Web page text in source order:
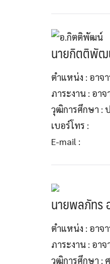
นายกิตติพัฒ
ตำแหน่ง : อาจ
ภาระงาน : อา
วุฒิการศึกษา :
เบอร์โทร :
E-mail :
นายพลภัทร
ตำแหน่ง : อาจ
ภาระงาน : อา
วุฒิการศึกษา :